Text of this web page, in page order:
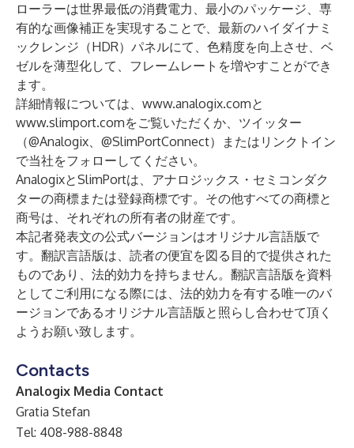
ローラーは世界最低の消費電力、最小のパッケージ、専
有的な画像補正を実現することで、最新のハイダイナミ
ックレンジ（HDR）パネルにて、色精度を向上させ、ベ
ゼルを薄型化して、フレームレートを増やすことができ
ます。
詳細情報については、 www.analogix.comと
www.slimport.comをご覧いただくか、ツイッター
（@Analogix、 @SlimPortConnect）または リンクトイン
で当社をフォローしてください。
AnalogixとSlimPortは、アナロジックス・セミコンダク
ターの商標または登録商標です。その他すべての商標と
商号は、それぞれの所有者の財産です。
本記者発表文の公式バージョンはオリジナル言語版で
す。翻訳言語版は、読者の便宜を図る目的で提供された
ものであり、法的効力を持ちません。翻訳言語版を資料
としてご利用になる際には、法的効力を有する唯一のバ
ージョンであるオリジナル言語版と照らし合わせて頂く
ようお願い致します。
Contacts
Analogix Media Contact
Gratia Stefan
Tel: 408-988-8848